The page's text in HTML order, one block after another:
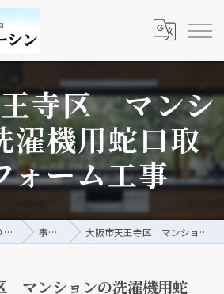
寺区 マンシ
濯機用蛇口取
ォーム工事
大阪府大阪市の水回りリフォームなら株式会社トーシン 事例/ブログ 大阪市天王寺区 マンションの洗濯機用蛇口取替リフォーム工事
マンションの洗濯機用蛇